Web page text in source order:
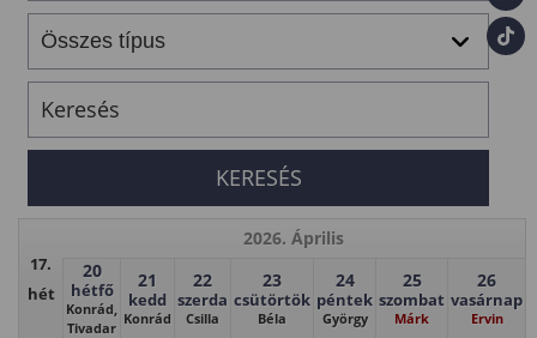
17.
hét
2026. Április
20
hétfő
Konrád,
Tivadar
21
kedd
Konrád
22
szerda
Csilla
23
csütörtök
Béla
24
péntek
György
25
szombat
Márk
26
vasárnap
Ervin